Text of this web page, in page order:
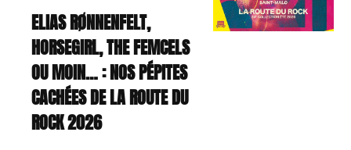
ELIAS RØNNENFELT,
HORSEGIRL, THE FEMCELS
OU MOIN… : NOS PÉPITES
CACHÉES DE LA ROUTE DU
ROCK 2026